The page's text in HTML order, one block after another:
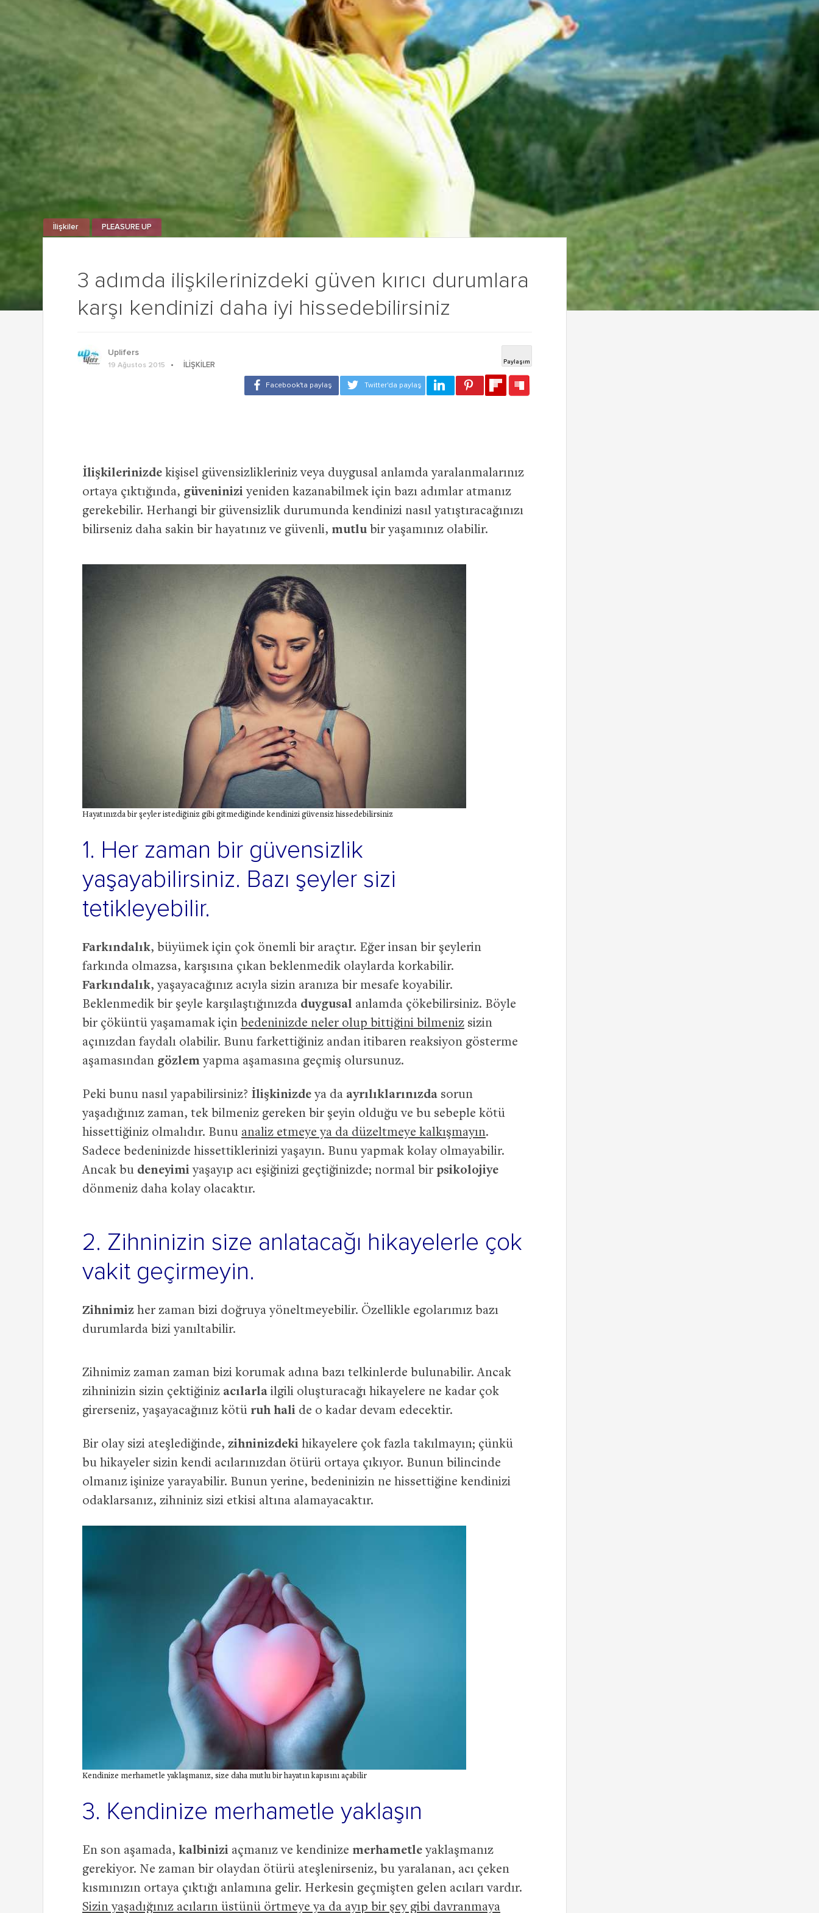
3 adımda ilişkilerinizdeki güven kırıcı durumlara
karşı kendinizi daha iyi hissedebilirsiniz
İlişkiler PLEASURE UP
Uplifers
19 Ağustos 2015 İLIŞKILER
İlişkilerinizde kişisel güvensizlikleriniz veya duygusal anlamda yaralanmalarınız
ortaya çıktığında, güveniniziyeniden kazanabilmek için bazı adımlar atmanız
gerekebilir. Herhangi bir güvensizlik durumunda kendinizi nasıl yatıştıracağınızı
bilirseniz daha sakin bir hayatınız ve güvenli, mutlu bir yaşamınız olabilir.
Hayatınızda bir şeyler istediğiniz gibi gitmediğinde kendinizi güvensiz hissedebilirsiniz
1. Her zaman bir güvensizlik
yaşayabilirsiniz. Bazı şeyler sizi
tetikleyebilir.
Farkındalık, büyümek için çok önemli bir araçtır. Eğer insan bir şeylerin
farkında olmazsa, karşısına çıkan beklenmedik olaylarda korkabilir.
Farkındalık, yaşayacağınız acıyla sizin aranıza bir mesafe koyabilir.
Beklenmedik bir şeyle karşılaştığınızda duygusal anlamda çökebilirsiniz. Böyle
bir çöküntü yaşamamak için bedeninizde neler olup bittiğini bilmeniz sizin
açınızdan faydalı olabilir. Bunu farkettiğiniz andan itibaren reaksiyon gösterme
aşamasından gözlemyapma aşamasına geçmiş olursunuz.
Peki bunu nasıl yapabilirsiniz? İlişkinizdeya da ayrılıklarınızda sorun
yaşadığınız zaman, tek bilmeniz gereken bir şeyin olduğu ve bu sebeple kötü
hissettiğiniz olmalıdır. Bunu analiz etmeye ya da düzeltmeye kalkışmayın.
Sadece bedeninizde hissettiklerinizi yaşayın. Bunu yapmak kolay olmayabilir.
Ancak bu deneyimiyaşayıp acı eşiğinizi geçtiğinizde; normal bir psikolojiye
dönmeniz daha kolay olacaktır.
2. Zihninizin size anlatacağı hikayelerle çok
vakit geçirmeyin.
Zihnimiz her zaman bizi doğruya yöneltmeyebilir. Özellikle egolarımız bazı
durumlarda bizi yanıltabilir.
Zihnimiz zaman zaman bizi korumak adına bazı telkinlerde bulunabilir. Ancak
zihninizin sizin çektiğiniz acılarla ilgili oluşturacağı hikayelere ne kadar çok
girerseniz, yaşayacağınız kötü ruh hali de o kadar devam edecektir.
Bir olay sizi ateşlediğinde, zihninizdeki hikayelere çok fazla takılmayın; çünkü
bu hikayeler sizin kendi acılarınızdan ötürü ortaya çıkıyor. Bunun bilincinde
olmanız işinize yarayabilir. Bunun yerine, bedeninizin ne hissettiğine kendinizi
odaklarsanız, zihniniz sizi etkisi altına alamayacaktır.
Kendinize merhametle yaklaşmanız, size daha mutlu bir hayatın kapısını açabilir
3. Kendinize merhametle yaklaşın
En son aşamada, kalbinizi açmanız ve kendinize merhametleyaklaşmanız
gerekiyor. Ne zaman bir olaydan ötürü ateşlenirseniz, bu yaralanan, acı çeken
kısmınızın ortaya çıktığı anlamına gelir. Herkesin geçmişten gelen acıları vardır.
Sizin yaşadığınız acıların üstünü örtmeye ya da ayıp bir şey gibi davranmaya